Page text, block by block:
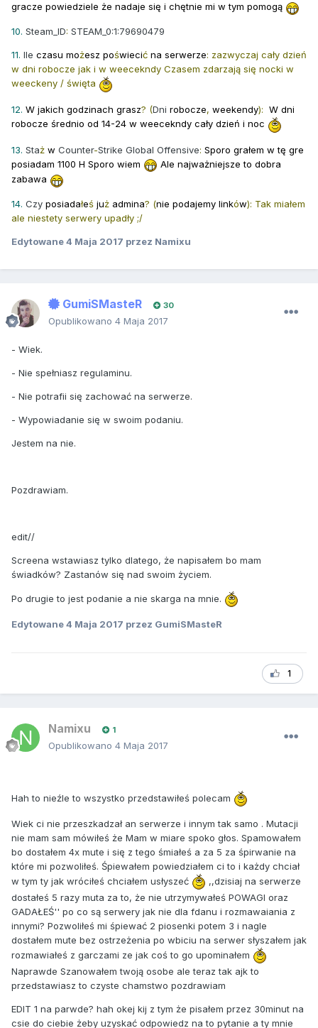
gracze powiedziele że nadaje się i chętnie mi w tym pomogą
10. Steam_ID: STEAM_0:1:79690479
11. Ile czasu możesz poświecić na serwerze: zazwyczaj cały dzień
w dni robocze jak i w weecekndy Czasem zdarzają się nocki w
weeckeny / święta
12. W jakich godzinach grasz? (Dni robocze, weekendy): W dni
robocze średnio od 14-24 w weecekndy cały dzień i noc
13. Staż w Counter-Strike Global Offensive: Sporo grałem w tę gre
posiadam 1100 H Sporo wiem
Ale najważniejsze to dobra
zabawa
14. Czy posiadałeś już admina? (nie podajemy linków): Tak miałem
ale niestety serwery upadły ;/
Edytowane4 Maja 2017 przez Namixu
GumiSMasteR 30
Opublikowano 4 Maja 2017
- Wiek.
- Nie spełniasz regulaminu.
- Nie potrafii się zachować na serwerze.
- Wypowiadanie się w swoim podaniu.
Jestem na nie.
Pozdrawiam.
edit//
Screena wstawiasz tylko dlatego, że napisałem bo mam
świadków? Zastanów się nad swoim życiem.
Po drugie to jest podanie a nie skarga na mnie.
Edytowane4 Maja 2017 przez GumiSMasteR
1
Namixu 1
Opublikowano 4 Maja 2017
Hah to nieźle to wszystko przedstawiłeś polecam
Wiek ci nie przeszkadzał an serwerze i innym tak samo . Mutacji
nie mam sam mówiłeś że Mam w miare spoko głos. Spamowałem
bo dostałem 4x mute i się z tego śmiałeś a za 5 za śpirwanie na
które mi pozwoliłeś. Śpiewałem powiedziałem ci to i każdy chciał
w tym ty jak wróciłeś chciałem usłyszeć
,,dzisiaj na serwerze
dostałeś 5 razy muta za to, że nie utrzymywałeś POWAGI oraz
GADAŁEŚ'' po co są serwery jak nie dla fdanu i rozmawaiania z
innymi? Pozwoliłeś mi śpiewać 2 piosenki potem 3 i nagle
dostałem mute bez ostrzeżenia po wbiciu na serwer słyszałem jak
rozmawiałeś z garczami ze jak coś to go upominałem
Naprawde Szanowałem twoją osobe ale teraz tak ajk to
przedstawiasz to czyste chamstwo pozdrawiam
EDIT 1 na parwde? hah okej kij z tym że pisałem przez 30minut na
csie do ciebie żeby uzyskać odpowiedz na to pytanie a ty mnie